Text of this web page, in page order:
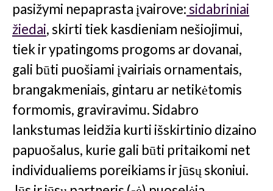
pasižymi nepaprasta įvairove:sidabriniai
žiedai, skirti tiek kasdieniam nešiojimui,
tiek ir ypatingoms progoms ar dovanai,
gali būti puošiami įvairiais ornamentais,
brangakmeniais, gintaru ar netikėtomis
formomis, graviravimu. Sidabro
lankstumas leidžia kurti išskirtinio dizaino
papuošalus, kurie gali būti pritaikomi net
individualiems poreikiams ir jūsų skoniui.